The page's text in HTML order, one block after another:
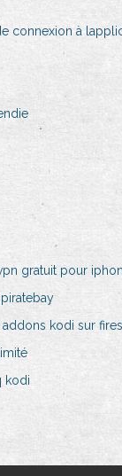
connexion à
gratuit pour
kodi sur
kodi